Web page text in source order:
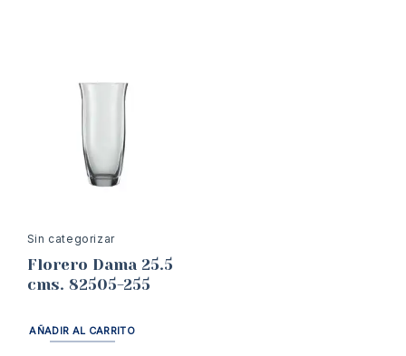
Sin categorizar
Florero Dama 25.5
cms. 82505-255
AÑADIR AL CARRITO